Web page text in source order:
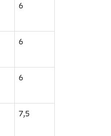
6
6
6
7,5